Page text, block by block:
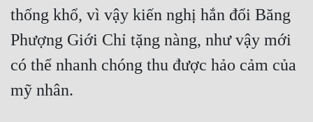
Đẹp
Đẹp Hiệp
thống khổ, vì vậy kiến nghị hắn đổi Băng
Phượng Giới Chỉ tặng nàng, như vậy mới
có thể nhanh chóng thu được hảo cảm của